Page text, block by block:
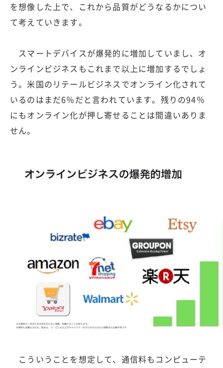
を想像した上で、これから品質がどうなるかについ
て考えていきます。
スマートデバイスが爆発的に増加していまし、オ
ンラインビジネスもこれまで以上に増加するでしょ
う。米国のリテールビジネスでオンライン化されて
いるのはまだ6％だと言われています。残りの94％
にもオンライン化が押し寄せることは間違いありま
せん。
こういうことを想定して、通信料もコンピューテ